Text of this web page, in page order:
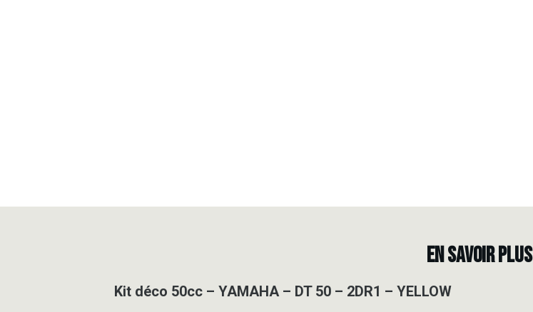
EN SAVOIR PLUS
Kit déco 50cc – YAMAHA – DT 50 – 2DR1 – YELLOW